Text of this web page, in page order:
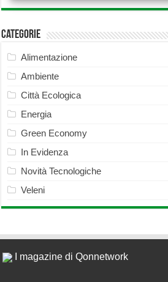
Categorie
Alimentazione
Ambiente
Città Ecologica
Energia
Green Economy
In Evidenza
Novità Tecnologiche
Veleni
I magazine di Qonnetwork